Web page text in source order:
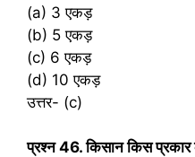
(a) 3 एकड़
(b) 5 एकड़
(c) 6 एकड़
(d) 10 एकड़
उत्तर- (c)
प्रश्‍न 46. किसान किस